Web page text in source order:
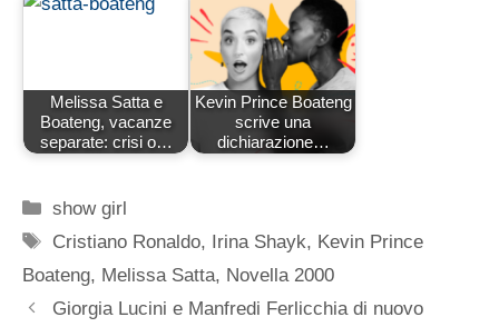
Melissa Satta e
Boateng, vacanze
separate: crisi o…
Kevin Prince Boateng
scrive una
dichiarazione…
Categorie
show girl
Tag
Cristiano Ronaldo, Irina Shayk, Kevin Prince
Boateng, Melissa Satta, Novella 2000
Giorgia Lucini e Manfredi Ferlicchia di nuovo